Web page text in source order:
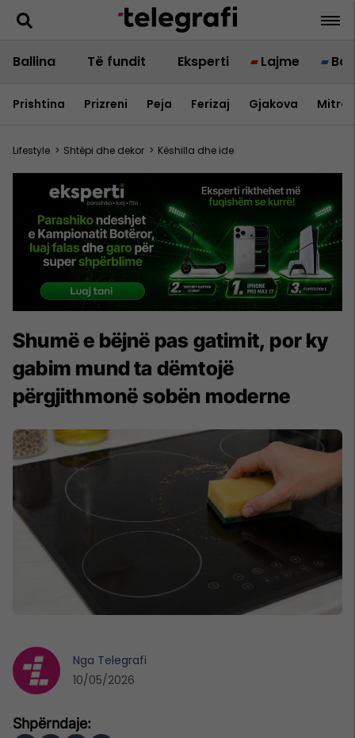
Ballina Të fundit Eksperti Lajme
Prishtina Prizreni Peja Ferizaj Gjakova
Lifestyle > Shtëpi dhe dekor > Këshilla dhe ide
Shumë e bëjnë pas gatimit, por ky
gabim mund ta dëmtojë
përgjithmonë sobën moderne
Nga Telegrafi
10/05/2026